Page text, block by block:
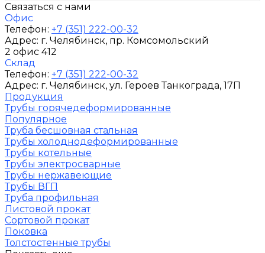
Связаться с нами
Офис
Телефон: +7 (351) 222-00-32
Адрес: г. Челябинск, пр. Комсомольский
2 офис 412
Склад
Телефон: +7 (351) 222-00-32
Адрес: г. Челябинск, ул. Героев Танкограда, 17П
Продукция
Трубы горячедеформированные
Популярное
Труба бесшовная стальная
Трубы холоднодеформированные
Трубы котельные
Трубы электросварные
Трубы нержавеющие
Трубы ВГП
Труба профильная
Листовой прокат
Сортовой прокат
Поковка
Толстостенные трубы